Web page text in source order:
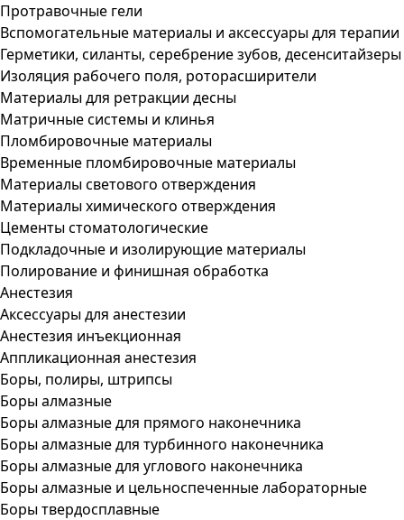
Протравочные гели
Вспомогательные материалы и аксессуары для терапии
Герметики, силанты, серебрение зубов, десенситайзеры
Изоляция рабочего поля, роторасширители
Материалы для ретракции десны
Матричные системы и клинья
Пломбировочные материалы
Временные пломбировочные материалы
Материалы светового отверждения
Материалы химического отверждения
Цементы стоматологические
Подкладочные и изолирующие материалы
Полирование и финишная обработка
Анестезия
Аксессуары для анестезии
Анестезия инъекционная
Аппликационная анестезия
Боры, полиры, штрипсы
Боры алмазные
Боры алмазные для прямого наконечника
Боры алмазные для турбинного наконечника
Боры алмазные для углового наконечника
Боры алмазные и цельноспеченные лабораторные
Боры твердосплавные